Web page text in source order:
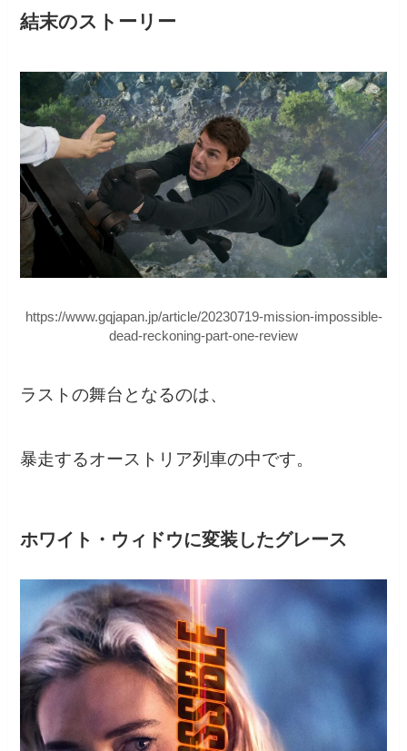
結末のストーリー
https://www.gqjapan.jp/article/20230719-mission-impossible-
dead-reckoning-part-one-review
ラストの舞台となるのは、
暴走するオーストリア列車の中です。
ホワイト・ウィドウに変装したグレース